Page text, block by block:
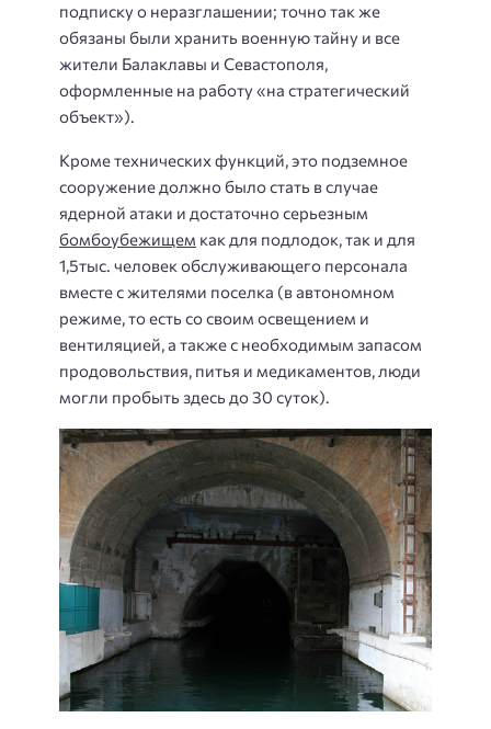
подписку о неразглашении; точно так же
обязаны были хранить военную тайну и все
жители Балаклавы и Севастополя,
оформленные на работу «на стратегический
объект»).
Кроме технических функций, это подземное
сооружение должно было стать в случае
ядерной атаки и достаточно серьезным
бомбоубежищем как для подлодок, так и для
1,5тыс. человек обслуживающего персонала
вместе с жителями поселка (в автономном
режиме, то есть со своим освещением и
вентиляцией, а также с необходимым запасом
продовольствия, питья и медикаментов, люди
могли пробыть здесь до 30 суток).